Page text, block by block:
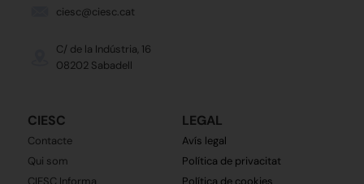
ciesc@ciesc.cat
C/ de la Indústria, 16
08202 Sabadell
CIESC
Contacte
Qui som
CIESC Informa
LEGAL
Avís legal
Política de privacitat
Política de cookies